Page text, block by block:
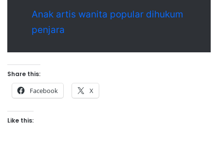
Anak artis wanita popular dihukum
penjara
Share this:
Facebook X
Like this: